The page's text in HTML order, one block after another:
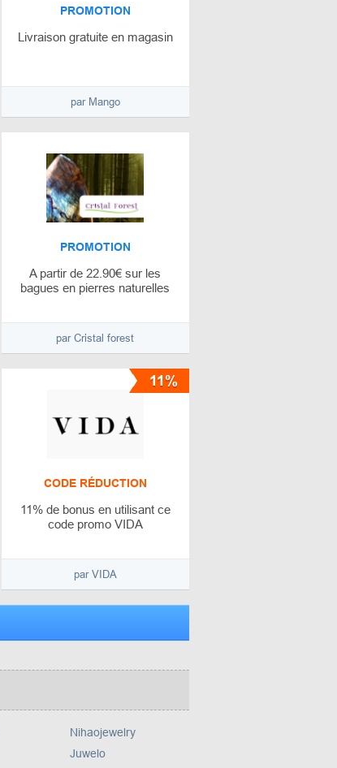
PROMOTION
Livraison gratuite en magasin
par Mango
PROMOTION
A partir de 22.90€ sur les
bagues en pierres naturelles
par Cristal forest
CODE RÉDUCTION
11% de bonus en utilisant ce
code promo VIDA
par VIDA
11%
Nihaojewelry
Juwelo